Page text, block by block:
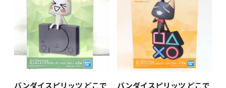
バンダイスピリッツ どこで
バンダイスピリッツ どこで